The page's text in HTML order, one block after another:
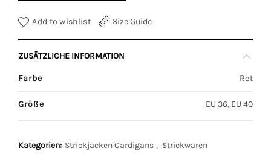
Add to wishlist Size Guide
ZUSÄTZLICHE INFORMATION
Farbe Rot
Größe EU 36, EU 40
Kategorien: Strickjacken Cardigans , Strickwaren